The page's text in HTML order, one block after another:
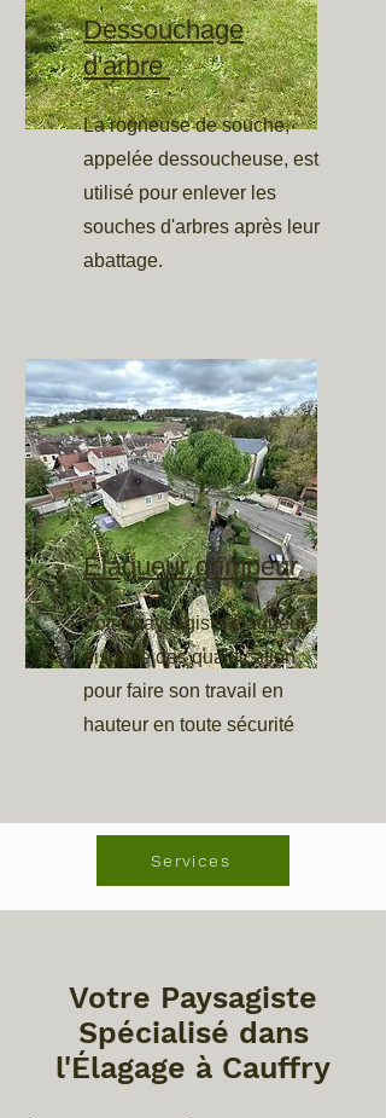
Dessouchage
d'arbre
La rogneuse de souche,
appelée dessoucheuse, est
utilisé pour enlever les
souches d'arbres après leur
abattage.
Élagueur grimpeur
Votre paysagiste élagueur
dispose des qualification
pour faire son travail en
hauteur en toute sécurité
Services
Votre Paysagiste
Spécialisé dans
l'Élagage à Cauffry